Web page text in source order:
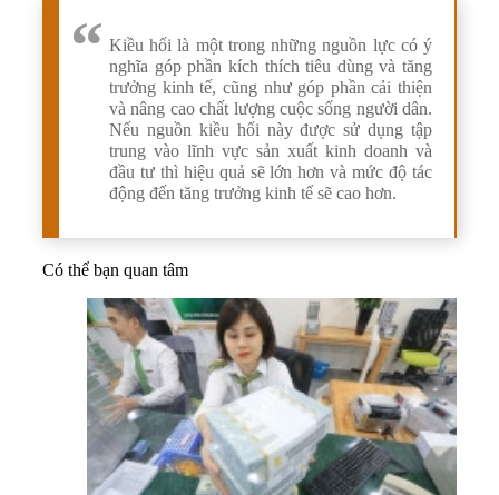
Kiều hối là một trong những nguồn lực có ý
nghĩa góp phần kích thích tiêu dùng và tăng
trưởng kinh tế, cũng như góp phần cải thiện
và nâng cao chất lượng cuộc sống người dân.
Nếu nguồn kiều hối này được sử dụng tập
trung vào lĩnh vực sản xuất kinh doanh và
đầu tư thì hiệu quả sẽ lớn hơn và mức độ tác
động đến tăng trưởng kinh tế sẽ cao hơn.
Có thể bạn quan tâm